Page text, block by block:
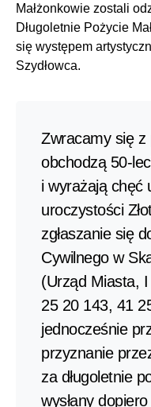
Małżonkowie zostali
Długoletnie Pożycie
się występem
Szydłowca.
Zwracamy się z
obchodzą 50-
i wyrażają chęć
uroczystości
zgłaszanie się
Cywilnego w
(Urząd Miasta,
25 20 143, 41
jednocześnie
przyznanie
za długoletnie
wysłany